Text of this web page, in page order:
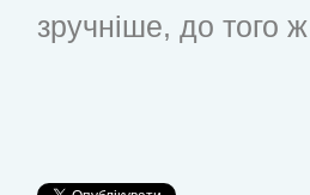
зручніше, до того